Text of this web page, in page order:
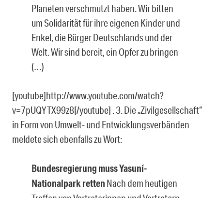
Planeten verschmutzt haben. Wir bitten
um Solidarität für ihre eigenen Kinder und
Enkel, die Bürger Deutschlands und der
Welt. Wir sind bereit, ein Opfer zu bringen
(…)
[youtube]http://www.youtube.com/watch?
v=7pUQYTX99z8[/youtube] . 3. Die „Zivilgesellschaft“
in Form von Umwelt- und Entwicklungsverbänden
meldete sich ebenfalls zu Wort:
Bundesregierung muss Yasuní-
Nationalpark retten Nach dem heutigen